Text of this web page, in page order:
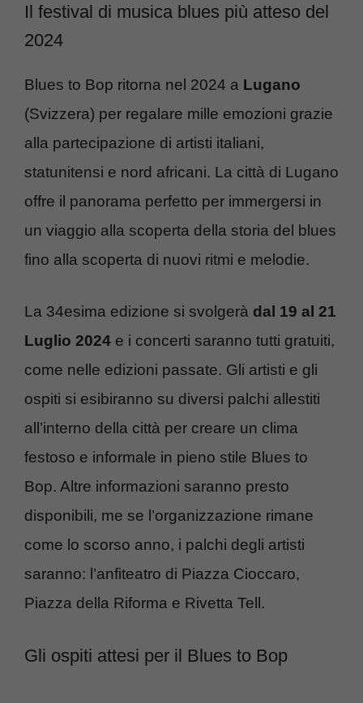
Il festival di musica blues più atteso del
2024
Blues to Bop ritorna nel 2024 a Lugano
(Svizzera) per regalare mille emozioni grazie
alla partecipazione di artisti italiani,
statunitensi e nord africani. La città di Lugano
offre il panorama perfetto per immergersi in
un viaggio alla scoperta della storia del blues
fino alla scoperta di nuovi ritmi e melodie.
La 34esima edizione si svolgerà dal 19 al 21
Luglio 2024 e i concerti saranno tutti gratuiti,
come nelle edizioni passate. Gli artisti e gli
ospiti si esibiranno su diversi palchi allestiti
all’interno della città per creare un clima
festoso e informale in pieno stile Blues to
Bop. Altre informazioni saranno presto
disponibili, me se l’organizzazione rimane
come lo scorso anno, i palchi degli artisti
saranno: l’anfiteatro di Piazza Cioccaro,
Piazza della Riforma e Rivetta Tell.
Gli ospiti attesi per il Blues to Bop